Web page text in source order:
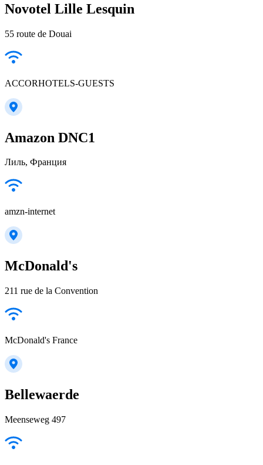
Novotel Lille Lesquin
55 route de Douai
ACCORHOTELS-GUESTS
Amazon DNC1
Лиль, Франция
amzn-internet
McDonald's
211 rue de la Convention
McDonald's France
Bellewaerde
Meenseweg 497